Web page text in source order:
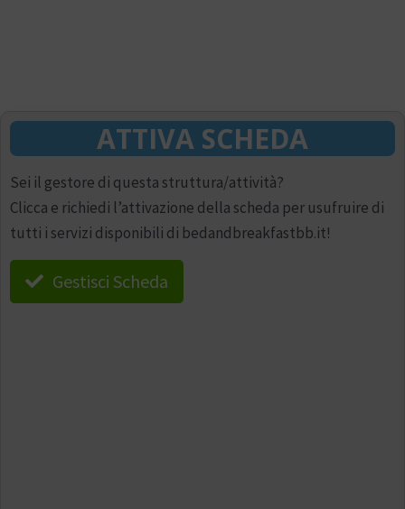
ATTIVA SCHEDA
Sei il gestore di questa struttura/attività?
Clicca e richiedi l’attivazione della scheda per usufruire di
tutti i servizi disponibili di bedandbreakfastbb.it!
Gestisci Scheda